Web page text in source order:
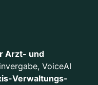
Arzt- und
VoiceAI
Verwaltungs-